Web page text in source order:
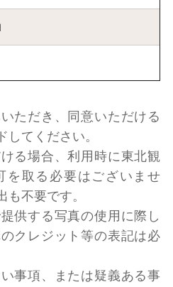
ただき、同意いただける
てください。
る場合、利用時に東北観
を取る必要はございませ
も不要です。
供する写真の使用に際し
クレジット等の表記は必
事項、または疑義ある事